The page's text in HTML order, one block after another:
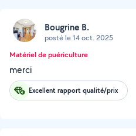
Bougrine B.
posté le 14 oct. 2025
Matériel de puériculture
merci
Excellent rapport qualité/prix